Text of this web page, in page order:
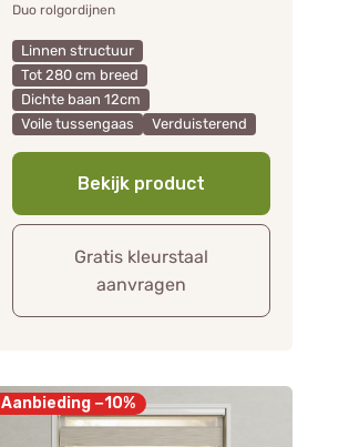
Duo rolgordijnen
Linnen structuur
Tot 280 cm breed
Dichte baan 12cm
Voile tussengaas
Verduisterend
Bekijk product
Gratis kleurstaal
aanvragen
Aanbieding −10%